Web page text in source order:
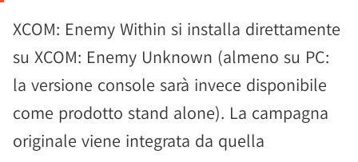
XCOM: Enemy Within si installa direttamente
su XCOM: Enemy Unknown (almeno su PC:
la versione console sarà invece disponibile
come prodotto stand alone). La campagna
originale viene integrata da quella